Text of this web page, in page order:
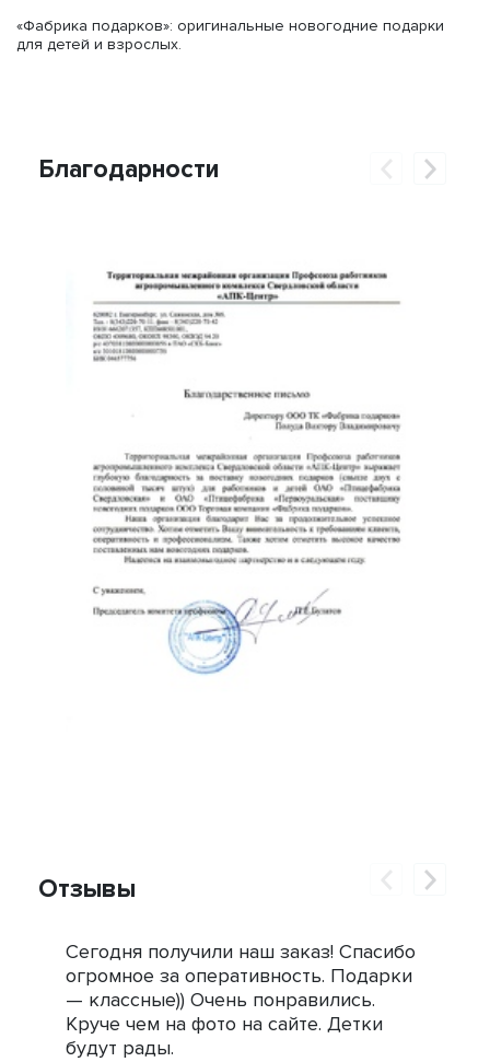
«Фабрика подарков»: оригинальные новогодние подарки
для детей и взрослых.
Благодарности
Отзывы
Сегодня получили наш заказ! Спасибо
огромное за оперативность. Подарки
— классные)) Очень понравились.
Круче чем на фото на сайте. Детки
будут рады.